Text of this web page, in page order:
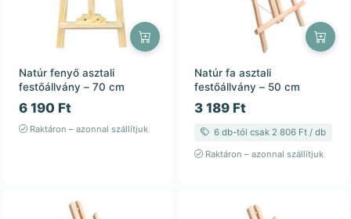
Natúr fenyő asztali
festőállvány – 70 cm
6 190 Ft
Raktáron – azonnal szállítjuk
Natúr fa asztali
festőállvány – 50 cm
3 189 Ft
6 db-tól csak 2 806 Ft / db
Raktáron – azonnal szállítjuk